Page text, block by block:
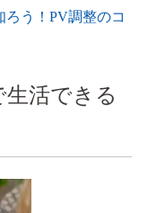
う！PV調整のコ
活できる